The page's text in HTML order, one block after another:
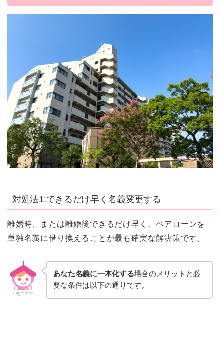
対処法1:できるだけ早く名義変更する
離婚時、または離婚後できるだけ早く、ペアローンを
単独名義に借り換えることが最も確実な解決策です。
トモニママ
あなた名義に一本化する場合のメリットと必
要な条件は以下の通りです。